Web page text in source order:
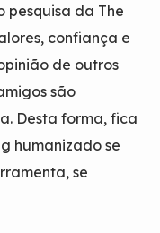
pesquisa da The
confiança e
de outros
são
Desta forma, fica
humanizado se
se